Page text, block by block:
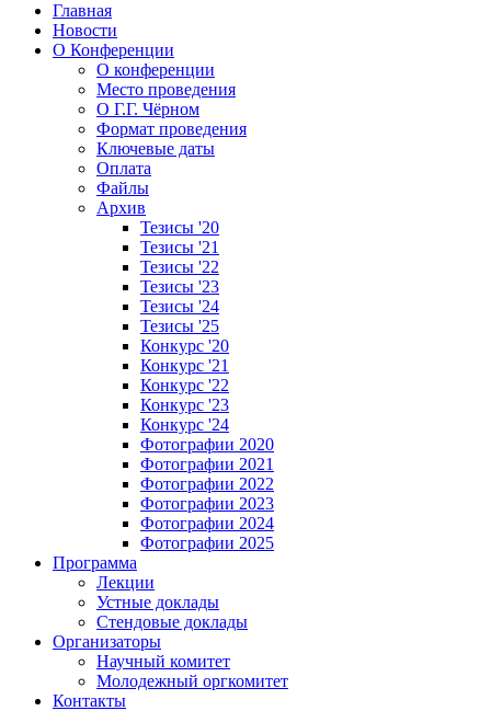
Главная
Новости
О Конференции
О конференции
Место проведения
О Г.Г. Чёрном
Формат проведения
Ключевые даты
Оплата
Файлы
Архив
Тезисы '20
Тезисы '21
Тезисы '22
Тезисы '23
Тезисы '24
Тезисы '25
Конкурс '20
Конкурс '21
Конкурс '22
Конкурс '23
Конкурс '24
Фотографии 2020
Фотографии 2021
Фотографии 2022
Фотографии 2023
Фотографии 2024
Фотографии 2025
Программа
Лекции
Устные доклады
Стендовые доклады
Организаторы
Научный комитет
Молодежный оргкомитет
Контакты